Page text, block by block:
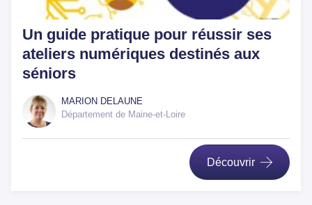
Un guide pratique pour réussir ses
ateliers numériques destinés aux
séniors
MARION DELAUNE
Département de Maine-et-Loire
Découvrir